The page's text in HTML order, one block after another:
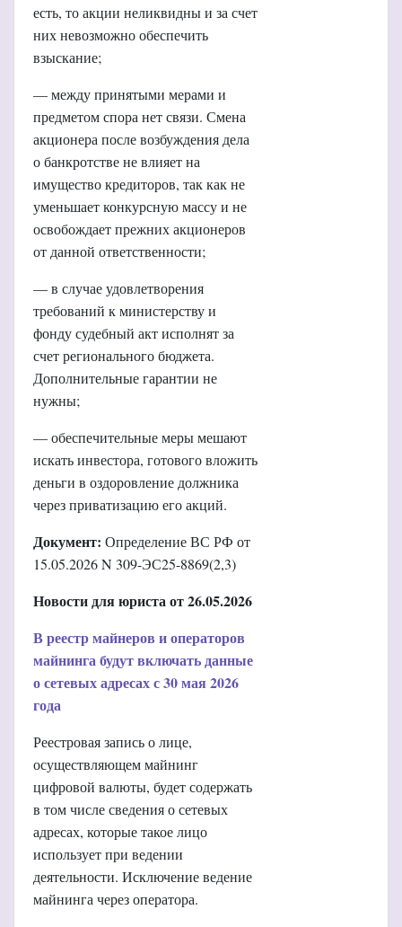
есть, то акции неликвидны и за счет
них невозможно обеспечить
взыскание;
— между принятыми мерами и
предметом спора нет связи. Смена
акционера после возбуждения дела
о банкротстве не влияет на
имущество кредиторов, так как не
уменьшает конкурсную массу и не
освобождает прежних акционеров
от данной ответственности;
— в случае удовлетворения
требований к министерству и
фонду судебный акт исполнят за
счет регионального бюджета.
Дополнительные гарантии не
нужны;
— обеспечительные меры мешают
искать инвестора, готового вложить
деньги в оздоровление должника
через приватизацию его акций.
Документ: Определение ВС РФ от
15.05.2026 N 309-ЭС25-8869(2,3)
Новости для юриста от 26.05.2026
В реестр майнеров и операторов
майнинга будут включать данные
о сетевых адресах с 30 мая 2026
года
Реестровая запись о лице,
осуществляющем майнинг
цифровой валюты, будет содержать
в том числе сведения о сетевых
адресах, которые такое лицо
использует при ведении
деятельности. Исключение ведение
майнинга через оператора.